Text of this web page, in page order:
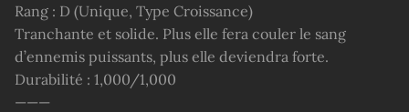
Rang : D (Unique, Type Croissance)
Tranchante et solide. Plus elle fera couler le sang
d’ennemis puissants, plus elle deviendra forte.
Durabilité : 1,000/1,000
———